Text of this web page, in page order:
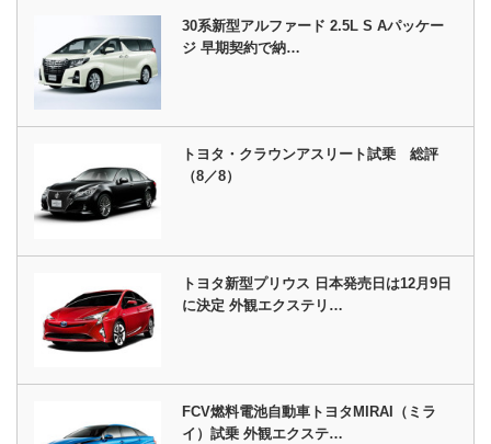
30系新型アルファード 2.5L S Aパッケー
ジ 早期契約で納…
トヨタ・クラウンアスリート試乗 総評
（8／8）
トヨタ新型プリウス 日本発売日は12月9日
に決定 外観エクステリ…
FCV燃料電池自動車トヨタMIRAI（ミラ
イ）試乗 外観エクステ…